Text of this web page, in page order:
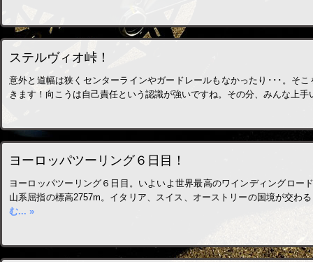
ステルヴィオ峠！
意外と道幅は狭くセンターラインやガードレールもなかったり･･･。そ
きます！向こうは自己責任という認識が強いですね。その分、みんな上
ヨーロッパツーリング６日目！
ヨーロッパツーリング６日目。いよいよ世界最高のワインディングロー
山系屈指の標高2757m。イタリア、スイス、オーストリーの国境が交わ
む... »